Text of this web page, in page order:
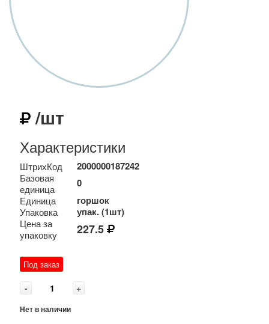
/шт
Характеристики
ШтрихКод 2000000187242
Базовая
единица
0
Единица горшок
Упаковка упак. (1шт)
Цена за
упаковку
227.5
Под заказ
- +
Нет в наличии